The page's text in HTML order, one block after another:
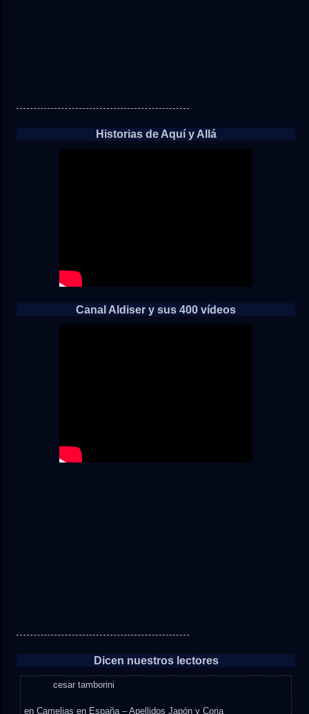
Historias de Aquí y Allá
Canal Aldiser y sus 400 vídeos
Dicen nuestros lectores
cesar tamborini
enCamelias en España – Apellidos Japón y Coria